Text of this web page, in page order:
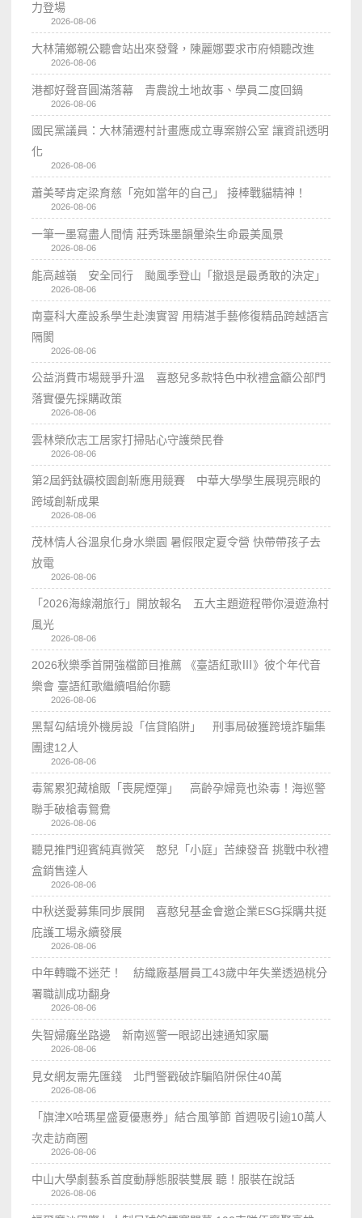
力登場
2026-08-06
大林蒲鄉親公聽會站出來發聲，陳麗娜要求市府傾聽改進
2026-08-06
港都好聲音圓滿落幕 青農說土地故事、學員二度回鍋
2026-08-06
國民黨議員：大林蒲遷村計畫應成立專案辦公室 讓資訊透明
化
2026-08-06
蕭美琴肯定梁育慈「宛如當年的自己」 接棒戰貓精神！
2026-08-06
一筆一墨寫盡人間情 莊秀珠墨韻暈染生命最美風景
2026-08-06
能高越嶺 安全同行 颱風季登山「撤退是最勇敢的決定」
2026-08-06
南臺科大產設系學生赴澳實習 用精湛手藝修復精品跨越語言
隔閡
2026-08-06
公益消費市場競爭升溫 喜憨兒多款特色中秋禮盒籲公部門
落實優先採購政策
2026-08-06
雲林榮欣志工居家打掃貼心守護榮民眷
2026-08-06
第2屆鈣鈦礦校園創新應用競賽 中華大學學生展現亮眼的
跨域創新成果
2026-08-06
茂林情人谷溫泉化身水樂園 暑假限定夏令營 快帶帶孩子去
放電
2026-08-06
「2026海線潮旅行」開放報名 五大主題遊程帶你漫遊漁村
風光
2026-08-06
2026秋樂季首開強檔節目推薦 《臺語紅歌Ⅲ》彼个年代音
樂會 臺語紅歌繼續唱給你聽
2026-08-06
黑幫勾結境外機房設「信貸陷阱」 刑事局破獲跨境詐騙集
團逮12人
2026-08-06
毒駕累犯藏槍販「喪屍煙彈」 高齡孕婦竟也染毒！海巡警
聯手破槍毒鴛鴦
2026-08-06
聽見推門迎賓純真微笑 憨兒「小庭」苦練發音 挑戰中秋禮
盒銷售達人
2026-08-06
中秋送愛募集同步展開 喜憨兒基金會邀企業ESG採購共挺
庇護工場永續發展
2026-08-06
中年轉職不迷茫！ 紡織廠基層員工43歲中年失業透過桃分
署職訓成功翻身
2026-08-06
失智婦癱坐路邊 新南巡警一眼認出速通知家屬
2026-08-06
見女網友需先匯錢 北門警戳破詐騙陷阱保住40萬
2026-08-06
「旗津X哈瑪星盛夏優惠券」結合風箏節 首週吸引逾10萬人
次走訪商圈
2026-08-06
中山大學劇藝系首度動靜態服裝雙展 聽！服裝在說話
2026-08-06